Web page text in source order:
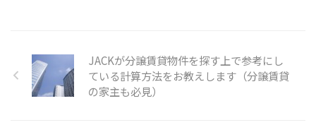
JACKが分譲賃貸物件を探す上で参考にし
ている計算方法をお教えします（分譲賃貸
の家主も必見）